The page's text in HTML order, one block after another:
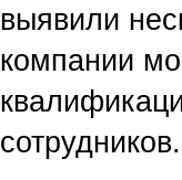
выявили
компании